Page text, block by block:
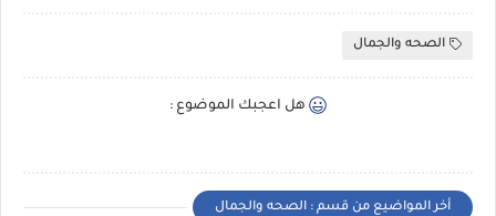
الصحه والجمال
هل اعجبك الموضوع :
أخر المواضيع من قسم : الصحه والجمال